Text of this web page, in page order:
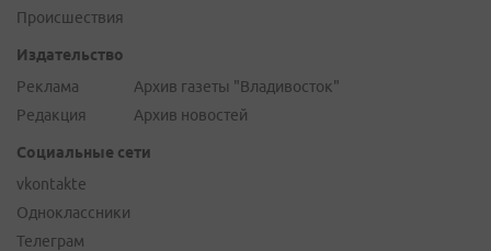
Происшествия
Издательство
Реклама
Редакция
Архив газеты "Владивосток"
Архив новостей
Социальные сети
vkontakte
Одноклассники
Телеграм